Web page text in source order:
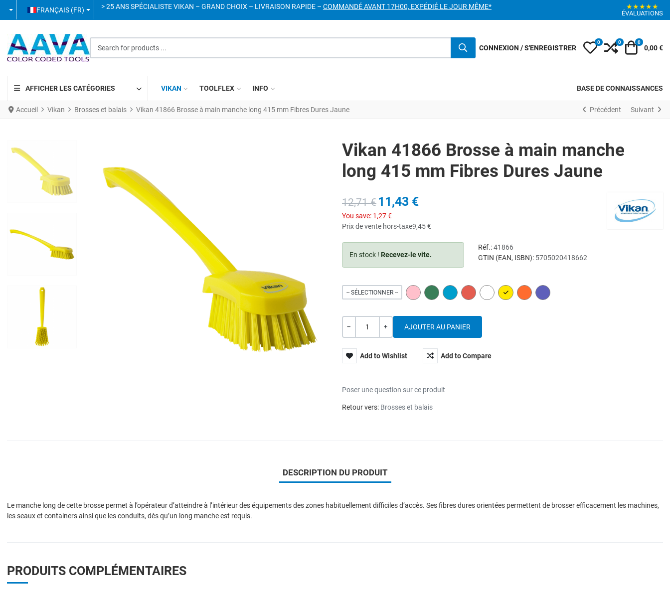
SÉLECTIONNEZ VOTRE LANGUE
FRANÇAIS (FR) > 25 ANS SPÉCIALISTE VIKAN – GRAND CHOIX – LIVRAISON RAPIDE – COMMANDÉ AVANT 17H00, EXPÉDIÉ LE JOUR MÊME* ★★★★★
ÉVALUATIONS
CONNEXION / S'ENREGISTRER My Wishlist
0 Compare
0 Votre
0
0,00 €
AFFICHER LES CATÉGORIES VIKAN TOOLFLEX INFO BASE DE CONNAISSANCES
Accueil Vikan Brosses et balais Vikan 41866 Brosse à main manche long 415 mm Fibres Dures Jaune Précédent Suivant
Vikan 41866 Brosse à main manche
long 415 mm Fibres Dures Jaune
12,71 € 11,43 €
You save: 1,27 €
Prix de vente hors-taxe9,45 €
En stock ! Recevez-le vite.
Réf.:41866
GTIN (EAN, ISBN): 5705020418662
-- SÉLECTIONNER -- PINK GREEN BLUE RED WHITE YELLOW ORANGE PURPLE
Quantité
Add to Wishlist Add to Compare
Poser une question sur ce produit
Retour vers: Brosses et balais
DESCRIPTION DU PRODUIT
Le manche long de cette brosse permet à l’opérateur d’atteindre à l’intérieur des équipements des zones habituellement difficiles d’accès. Ses fibres dures orientées permettent de brosser efficacement les machines,
les seaux et containers ainsi que les conduits, dès qu’un long manche est requis.
PRODUITS COMPLÉMENTAIRES